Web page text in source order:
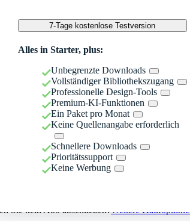
7-Tage kostenlose Testversion
Alles in Starter, plus:
Unbegrenzte Downloads
Vollständiger Bibliothekszugang
Professionelle Design-Tools
Premium-KI-Funktionen
Ein Paket pro Monat
Keine Quellenangabe erforderlich
Schnellere Downloads
Prioritätssupport
Keine Werbung
Sie kein Abo abschließen?Weitere